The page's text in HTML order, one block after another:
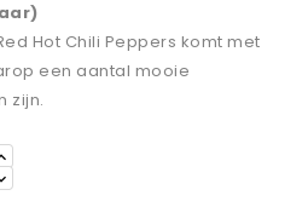
Hot Chili Peppers komt met
een aantal mooie
zijn.